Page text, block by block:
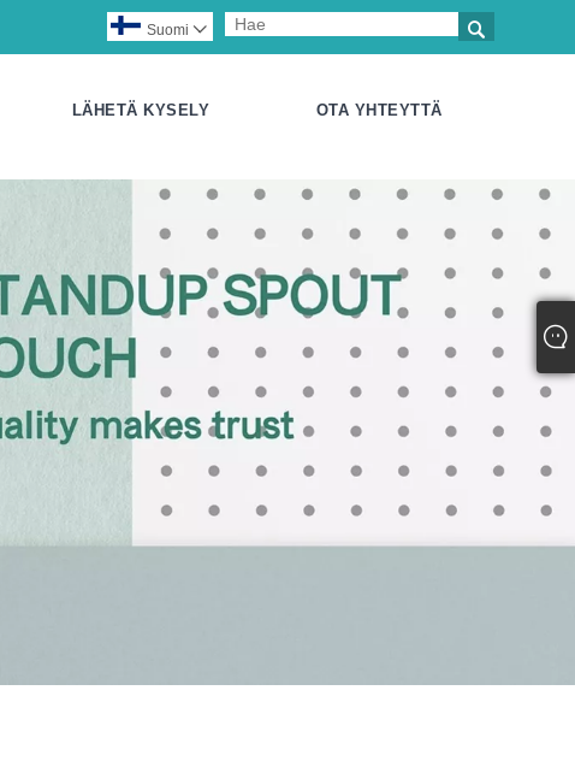

Suomi 
LÄHETÄ KYSELY OTA YHTEYTTÄ